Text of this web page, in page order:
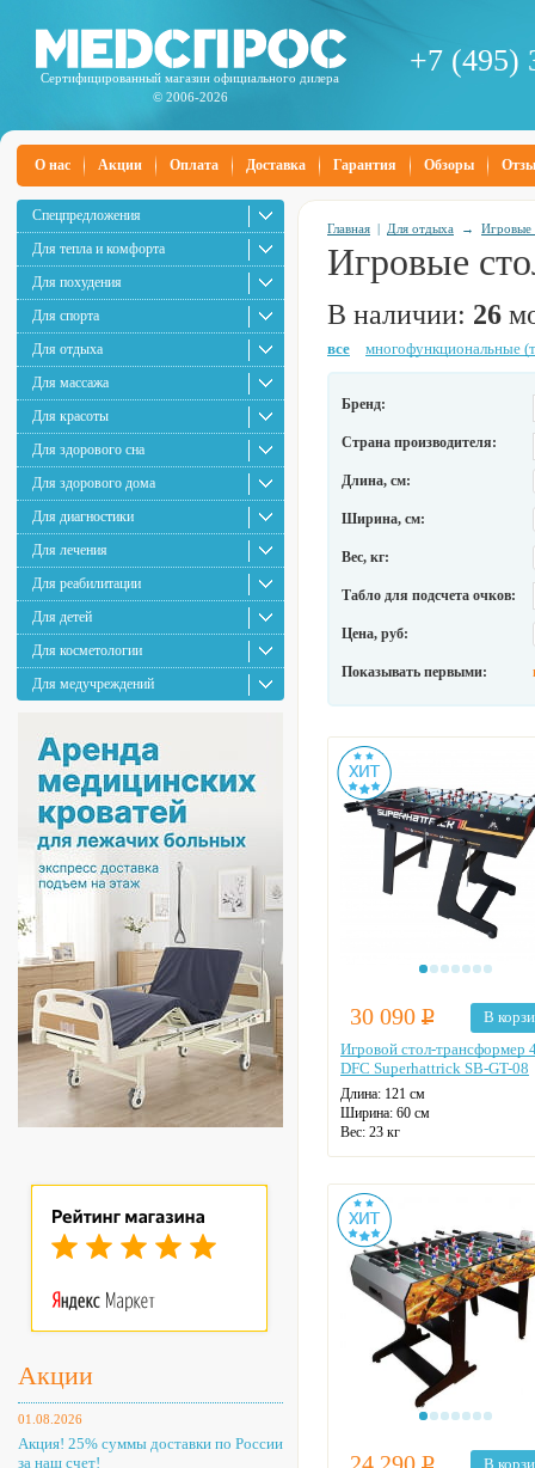
Сертифицированный магазин официального дилера
© 2006-2026
+7 (495)
О нас Акции Оплата Доставка Гарантия Обзоры
Спецпредложения
Для тепла и комфорта
Для похудения
Для спорта
Для отдыха
Для массажа
Для красоты
Для здорового сна
Для здорового дома
Для диагностики
Для лечения
Для реабилитации
Для детей
Для косметологии
Для медучреждений
Акции
01.08.2026
Акция! 25% суммы доставки по России
за наш счет!
Главная | Для отдыха → Игровые
Игровые
В наличии: 26
все многофункциональные
Бренд:
Страна производителя:
Длина, см:
Ширина, см:
Вес, кг:
Табло для подсчета очков:
Цена, руб:
Показывать первыми:
30 090 Р
В
Игровой стол-трансформер
DFC Superhattrick SB-GT-08
Длина: 121 см
Ширина: 60 см
Вес: 23 кг
В